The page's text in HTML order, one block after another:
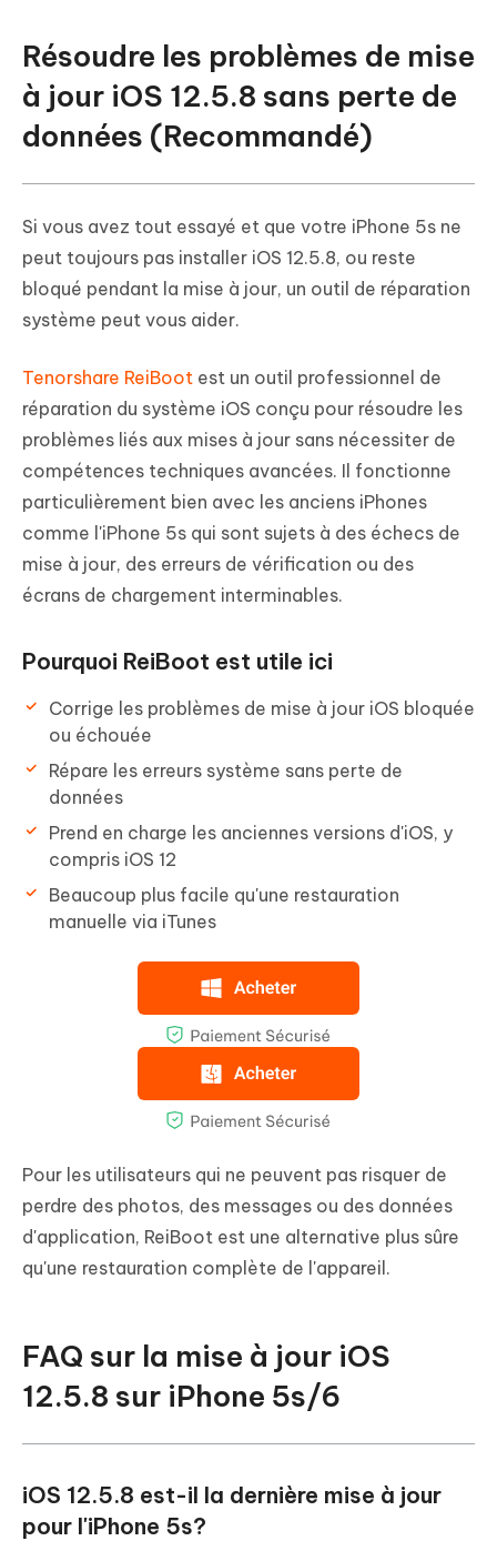
Résoudre les problèmes de mise
à jour iOS 12.5.8 sans perte de
données (Recommandé)
Si vous avez tout essayé et que votre iPhone 5s ne
peut toujours pas installer iOS 12.5.8, ou reste
bloqué pendant la mise à jour, un outil de réparation
système peut vous aider.
Tenorshare ReiBoot est un outil professionnel de
réparation du système iOS conçu pour résoudre les
problèmes liés aux mises à jour sans nécessiter de
compétences techniques avancées. Il fonctionne
particulièrement bien avec les anciens iPhones
comme l'iPhone 5s qui sont sujets à des échecs de
mise à jour, des erreurs de vérification ou des
écrans de chargement interminables.
Pourquoi ReiBoot est utile ici
Corrige les problèmes de mise à jour iOS bloquée
ou échouée
Répare les erreurs système sans perte de
données
Prend en charge les anciennes versions d'iOS, y
compris iOS 12
Beaucoup plus facile qu'une restauration
manuelle via iTunes
Pour les utilisateurs qui ne peuvent pas risquer de
perdre des photos, des messages ou des données
d'application, ReiBoot est une alternative plus sûre
qu'une restauration complète de l'appareil.
FAQ sur la mise à jour iOS
12.5.8 sur iPhone 5s/6
iOS 12.5.8 est-il la dernière mise à jour
pour l'iPhone 5s?